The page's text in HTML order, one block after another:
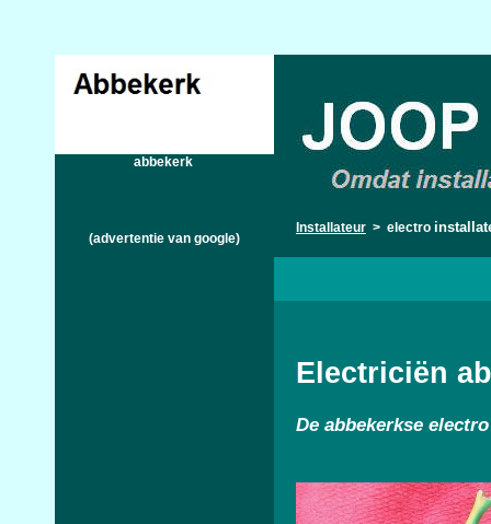
abbekerk
(advertentie van google)
Installateur > electro
Electriciën
De abbekerkse